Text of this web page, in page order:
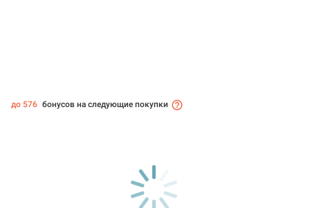
до 576 бонусов на следующие покупки